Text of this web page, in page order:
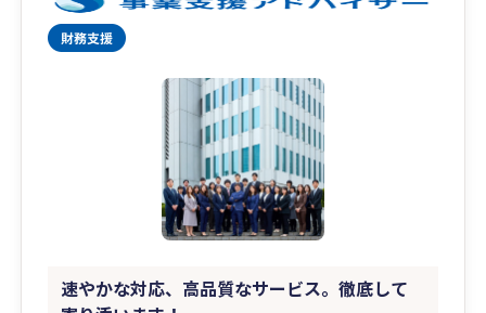
速やかな対応、高品質なサービス。徹底して